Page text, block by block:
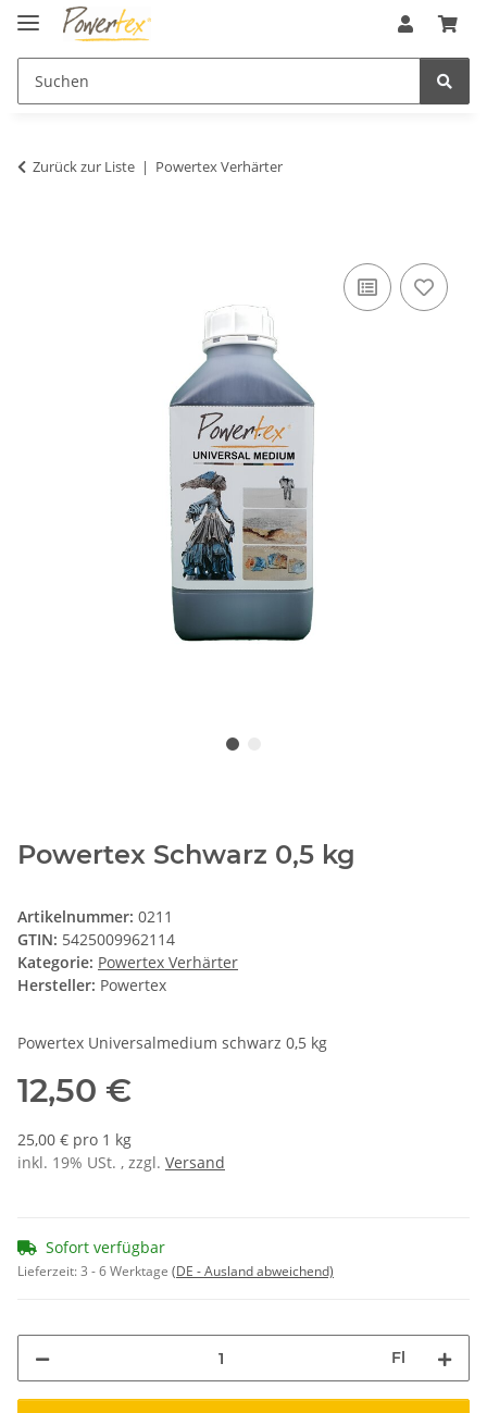
Zurück zur Liste Powertex Verhärter
Powertex Schwarz 0,5 kg
Artikelnummer: 0211
GTIN: 5425009962114
Kategorie: Powertex Verhärter
Hersteller: Powertex
Powertex Universalmedium schwarz 0,5 kg
12,50 €
25,00 € pro 1 kg
inkl. 19% USt. , zzgl. Versand
Sofort verfügbar
Lieferzeit:3 - 6 Werktage (DE - Ausland abweichend)
Fl